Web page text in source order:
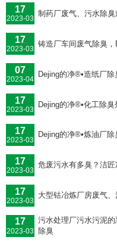
17
2023-03
制药厂废气、污水除臭
17
2023-03
铸造厂车间废气除臭
07
2023-04
Dejing的净®•造纸厂
17
2023-03
Dejing的净®•化工除臭
17
2023-03
Dejing的净®•炼油厂除
17
2023-03
危废污水有多臭？洁匠
17
2023-03
大型钴冶炼厂房废气
17
2023-03
污水处理厂污水污泥
除臭